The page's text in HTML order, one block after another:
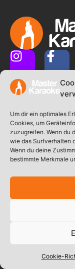
Um dir ein optimales
Cookies, um
zuzugreifen. Wenn du
wie das Surfverhalten
Wenn du deine
bestimmte Merkmale
Cookie-
Cookie-
E-
1994-2026